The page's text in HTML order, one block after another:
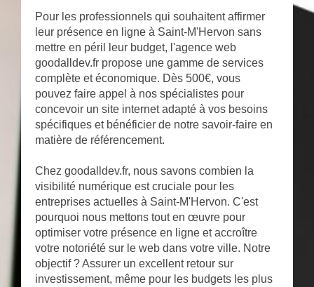
Pour les professionnels qui souhaitent affirmer
leur présence en ligne à Saint-M'Hervon sans
mettre en péril leur budget, l'agence web
goodalldev.fr propose une gamme de services
complète et économique. Dès 500€, vous
pouvez faire appel à nos spécialistes pour
concevoir un site internet adapté à vos besoins
spécifiques et bénéficier de notre savoir-faire en
matière de référencement.
Chez goodalldev.fr, nous savons combien la
visibilité numérique est cruciale pour les
entreprises actuelles à Saint-M'Hervon. C'est
pourquoi nous mettons tout en œuvre pour
optimiser votre présence en ligne et accroître
votre notoriété sur le web dans votre ville. Notre
objectif ? Assurer un excellent retour sur
investissement, même pour les budgets les plus